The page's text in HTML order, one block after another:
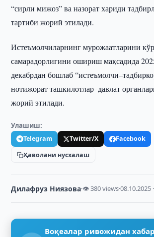
“сирли мижоз” ва назорат хариди
тартиби жорий этилади.
Истеъмолчиларнинг мурожаатларини
самарадорлигини ошириш мақсадида
декабрдан бошлаб
нотижорат ташкилотлар–давлат
жорий этилади.
Улашиш:
Telegram Twitter/X
Facebook
Ҳаволани нусхалаш
Дилафруз Ниязова·👁 380 views·08.10.2025
Воқеалар ривожидан